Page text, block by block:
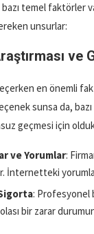
temel faktörler
unsurlar:
ve
en önemli
sunsa da,
geçmesi için
ve Yorumlar:
İnternetteki
: Profesyonel
olası bir zarar